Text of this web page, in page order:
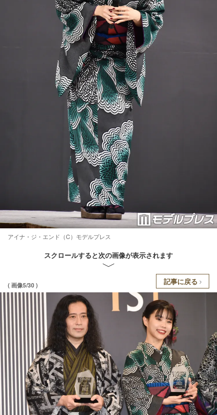
アイナ・ジ・エンド（C）モデルプレス
スクロールすると次の画像が表示されます
( 画像5/30 ) 記事に戻る